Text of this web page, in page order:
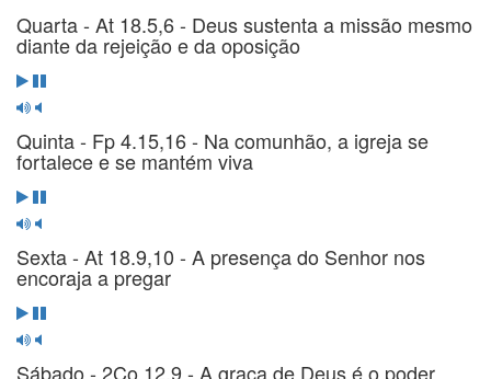
Quarta - At 18.5,6 - Deus sustenta a missão mesmo
diante da rejeição e da oposição
Quinta - Fp 4.15,16 - Na comunhão, a igreja se
fortalece e se mantém viva
Sexta - At 18.9,10 - A presença do Senhor nos
encoraja a pregar
Sábado - 2Co 12.9 - A graça de Deus é o poder